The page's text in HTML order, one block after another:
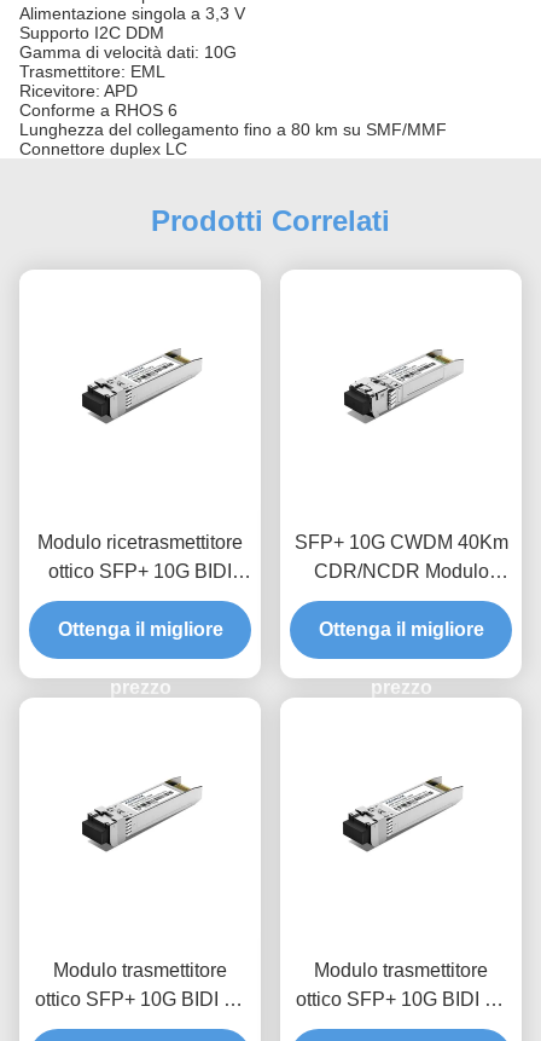
Alimentazione singola a 3,3 V
Supporto I2C DDM
Gamma di velocità dati: 10G
Trasmettitore: EML
Ricevitore: APD
Conforme a RHOS 6
Lunghezza del collegamento fino a 80 km su SMF/MMF
Connettore duplex LC
Prodotti Correlati
Modulo ricetrasmettitore
ottico SFP+ 10G BIDI
80Km
Ottenga il migliore
prezzo
SFP+ 10G CWDM 40Km
CDR/NCDR Modulo
trasmettitore ottico
Ottenga il migliore
prezzo
Modulo trasmettitore
ottico SFP+ 10G BIDI 20
km
Modulo trasmettitore
ottico SFP+ 10G BIDI 10
km